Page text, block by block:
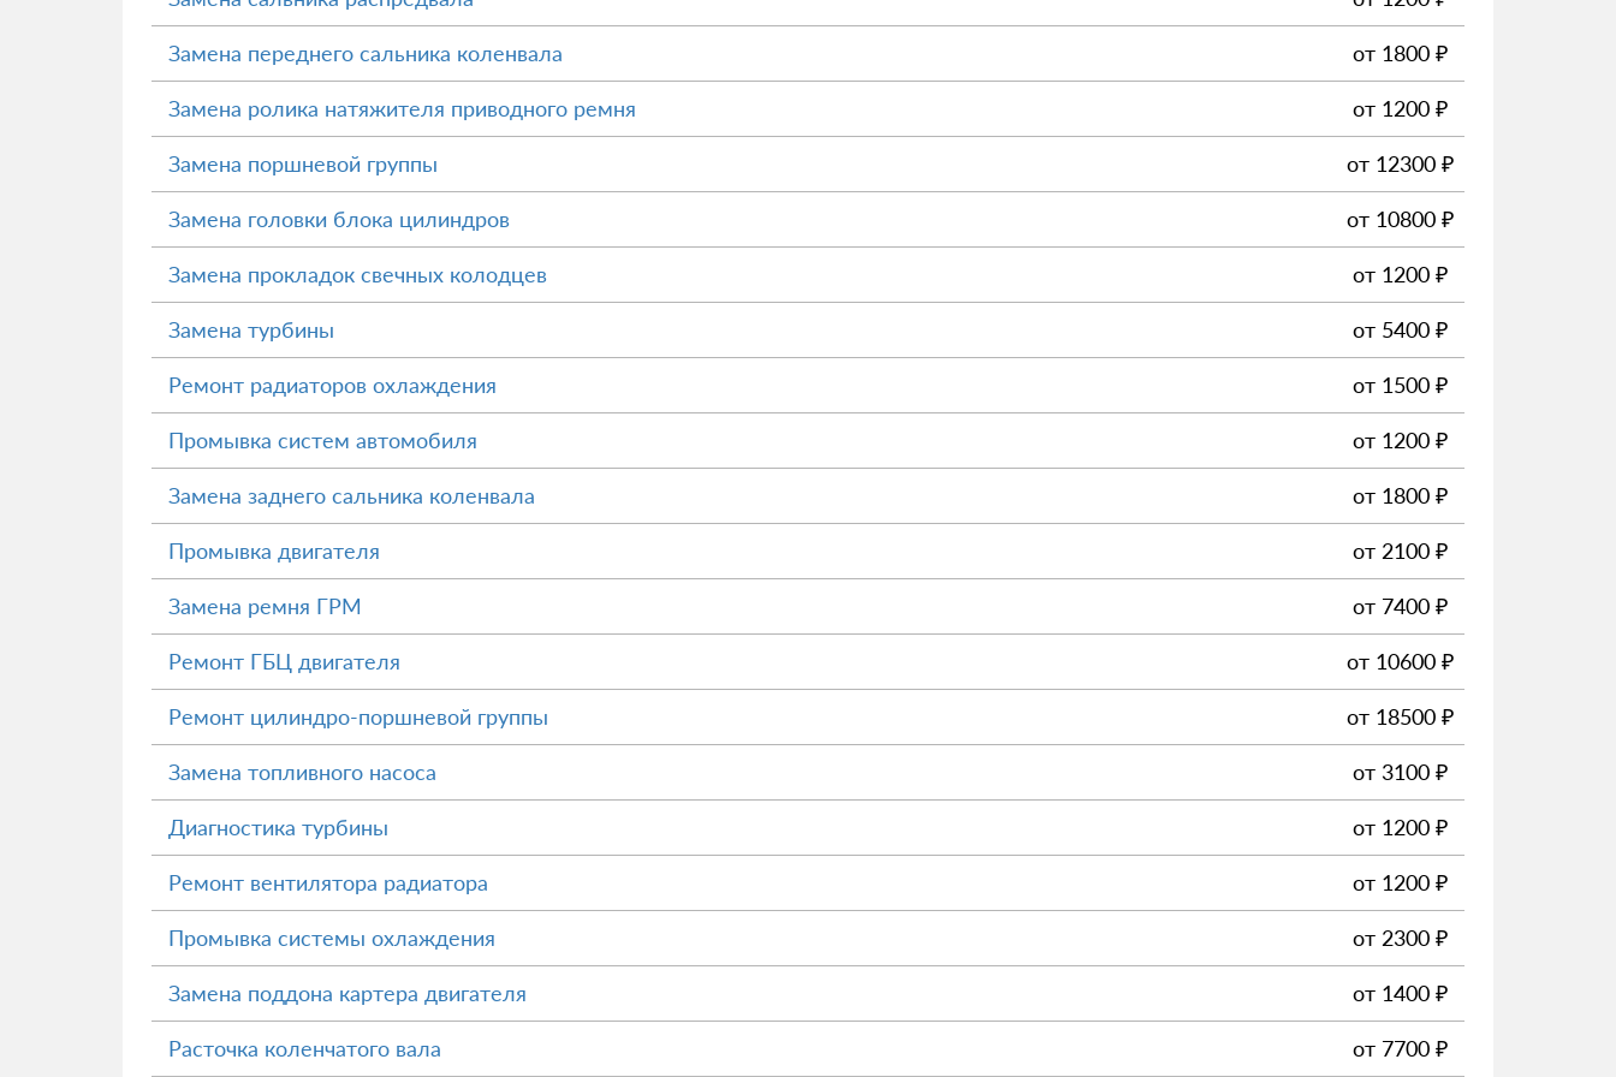
Замена переднего сальника коленвала от 1800 ₽
Замена ролика натяжителя приводного ремня от 1200 ₽
Замена поршневой группы от 12300 ₽
Замена головки блока цилиндров от 10800 ₽
Замена прокладок свечных колодцев от 1200 ₽
Замена турбины от 5400 ₽
Ремонт радиаторов охлаждения от 1500 ₽
Промывка систем автомобиля от 1200 ₽
Замена заднего сальника коленвала от 1800 ₽
Промывка двигателя от 2100 ₽
Замена ремня ГРМ от 7400 ₽
Ремонт ГБЦ двигателя от 10600 ₽
Ремонт цилиндро-поршневой группы от 18500 ₽
Замена топливного насоса от 3100 ₽
Диагностика турбины от 1200 ₽
Ремонт вентилятора радиатора от 1200 ₽
Промывка системы охлаждения от 2300 ₽
Замена поддона картера двигателя от 1400 ₽
Расточка коленчатого вала от 7700 ₽